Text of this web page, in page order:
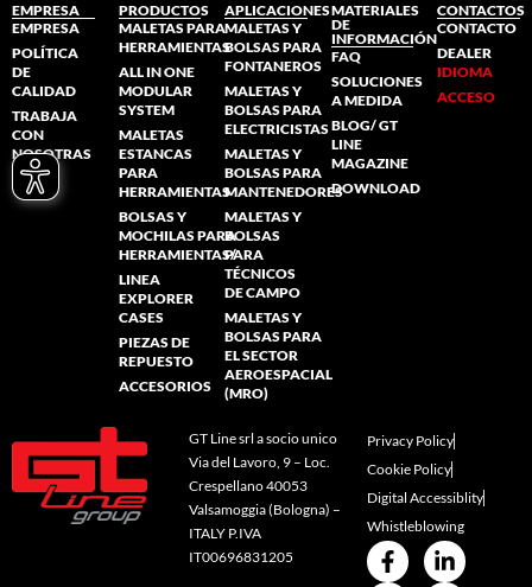
EMPRESA
EMPRESA
POLÍTICA
DE
CALIDAD
TRABAJA
CON
NOSOTRAS
PRODUCTOS
MALETAS PARA
HERRAMIENTAS
ALL IN ONE
MODULAR
SYSTEM
MALETAS
ESTANCAS
PARA
HERRAMIENTAS
BOLSAS Y
MOCHILAS PARA
HERRAMIENTAS/
LINEA
EXPLORER
CASES
PIEZAS DE
REPUESTO
ACCESORIOS
APLICACIONES
MALETAS Y
BOLSAS PARA
FONTANEROS
MALETAS Y
BOLSAS PARA
ELECTRICISTAS
MALETAS Y
BOLSAS PARA
MANTENEDORES
MALETAS Y
BOLSAS
PARA
TÉCNICOS
DE CAMPO
MALETAS Y
BOLSAS PARA
EL SECTOR
AEROESPACIAL
(MRO)
MATERIALES
DE
INFORMACIÓN
FAQ
SOLUCIONES
A MEDIDA
BLOG/ GT
LINE
MAGAZINE
DOWNLOAD
CONTACTOS
CONTACTO
DEALER
IDIOMA
ACCESO
GT Line srl a socio unico
Via del Lavoro, 9 – Loc.
Crespellano 40053
Valsamoggia (Bologna) –
ITALY P.IVA
IT00696831205
Privacy Policy
Cookie Policy
Digital Accessiblity
Whistleblowing